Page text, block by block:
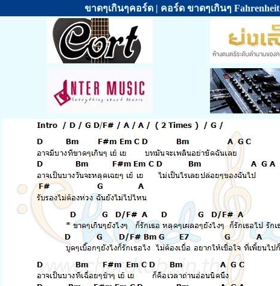
ขาดๆเกินๆคอร์ด | คอร์ด ขาดๆเกินๆ Fahrenheit